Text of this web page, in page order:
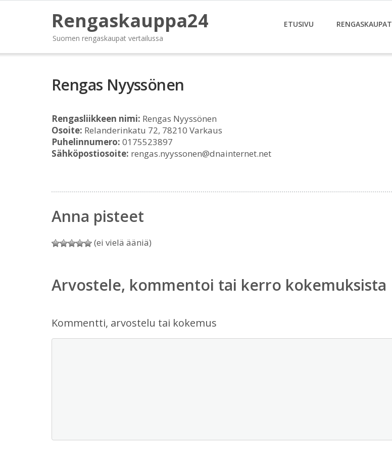
Rengaskauppa24
Suomen rengaskaupat vertailussa
ETUSIVU RENGASKAUPAT
Rengas Nyyssönen
Rengasliikkeen nimi: Rengas Nyyssönen
Osoite: Relanderinkatu 72, 78210 Varkaus
Puhelinnumero: 0175523897
Sähköpostiosoite: rengas.nyyssonen@dnainternet.net
Anna pisteet
(ei vielä ääniä)
Arvostele, kommentoi tai kerro kokemuksista
Kommentti, arvostelu tai kokemus